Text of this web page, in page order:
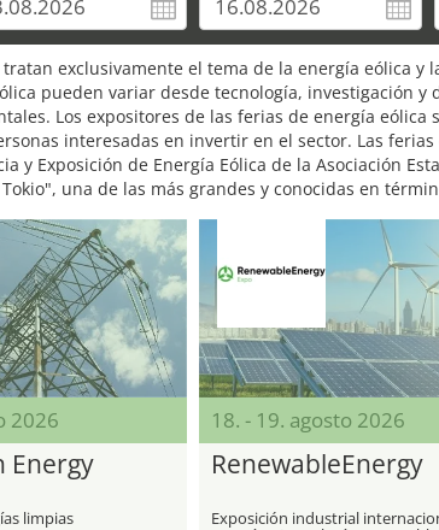
exclusivamente el tema de la energía eólica y
pueden variar desde tecnología, investigación
Los expositores de las ferias de energía
interesadas en invertir en el sector. Las
Exposición de Energía Eólica de la Asociación
una de las más grandes y conocidas en
2026
Energy
limpias
18. - 19. agosto 2026
RenewableEnergy
Exposición industrial